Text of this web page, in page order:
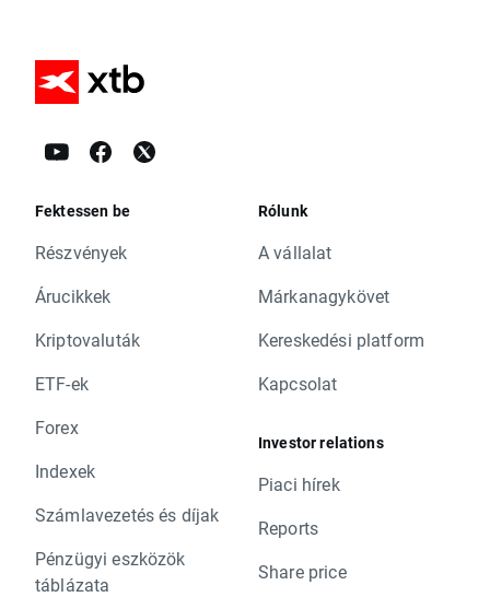
Fektessen be
Részvények
Árucikkek
Kriptovaluták
ETF-ek
Forex
Indexek
Számlavezetés és díjak
Pénzügyi eszközök
táblázata
Rólunk
A vállalat
Márkanagykövet
Kereskedési platform
Kapcsolat
Investor relations
Piaci hírek
Reports
Share price